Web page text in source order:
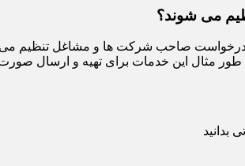
می شوند؟
درخواست صاحب شرکت ها و مشاغل تنظیم می
به طور مثال این خدمات برای تهیه و ارسال